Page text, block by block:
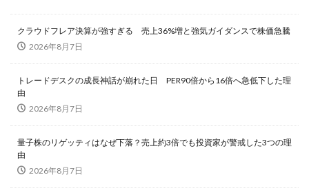
クラウドフレア決算が強すぎる 売上36%増と強気ガイダンスで株価急騰
2026年8月7日
トレードデスクの成長神話が崩れた日 PER90倍から16倍へ急低下した理
由
2026年8月7日
量子株のリゲッティはなぜ下落？売上約3倍でも投資家が警戒した3つの理
由
2026年8月7日